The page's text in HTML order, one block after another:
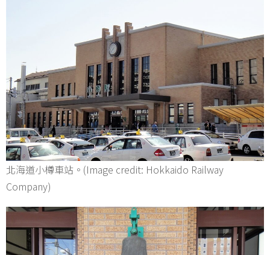
北海道小樽車站。(Image credit: Hokkaido Railway
Company)